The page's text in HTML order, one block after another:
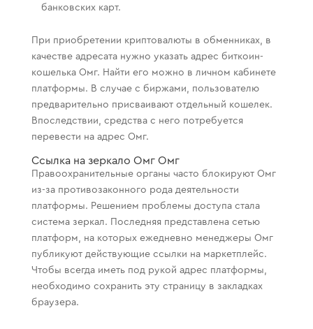
банковских карт.
При приобретении криптовалюты в обменниках, в
качестве адресата нужно указать адрес биткоин-
кошелька Омг. Найти его можно в личном кабинете
платформы. В случае с биржами, пользователю
предварительно присваивают отдельный кошелек.
Впоследствии, средства с него потребуется
перевести на адрес Омг.
Ссылка на зеркало Омг Омг
Правоохранительные органы часто блокируют Омг
из-за противозаконного рода деятельности
платформы. Решением проблемы доступа стала
система зеркал. Последняя представлена сетью
платформ, на которых ежедневно менеджеры Омг
публикуют действующие ссылки на маркетплейс.
Чтобы всегда иметь под рукой адрес платформы,
необходимо сохранить эту страницу в закладках
браузера.